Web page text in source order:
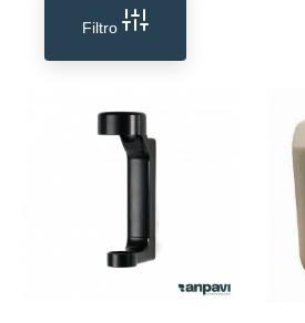
Filtro